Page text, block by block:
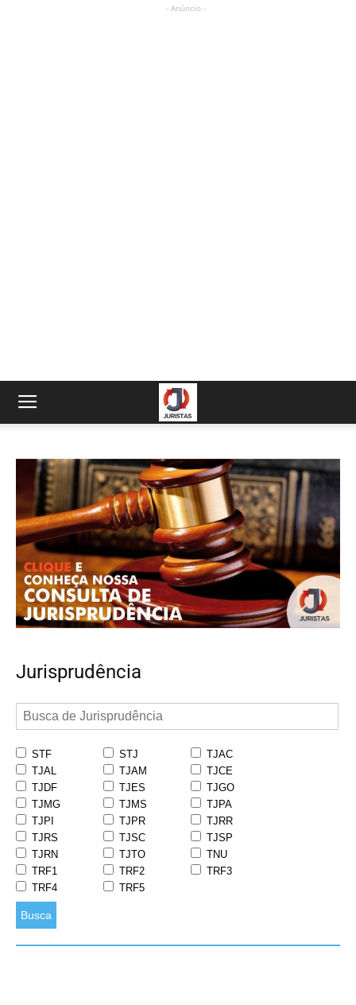
- Anúncio -
Jurisprudência
STF STJ
TJAC
TJAL
TJAM
TJCE
TJDF
TJES
TJGO
TJMG
TJMS
TJPA
TJPI
TJPR
TJRR
TJRS
TJSC
TJSP
TJRN
TJTO
TNU
TRF1
TRF2
TRF3
TRF4
TRF5
Busca